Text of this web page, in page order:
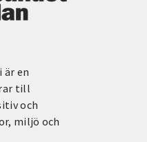
är en
till
och
miljö och